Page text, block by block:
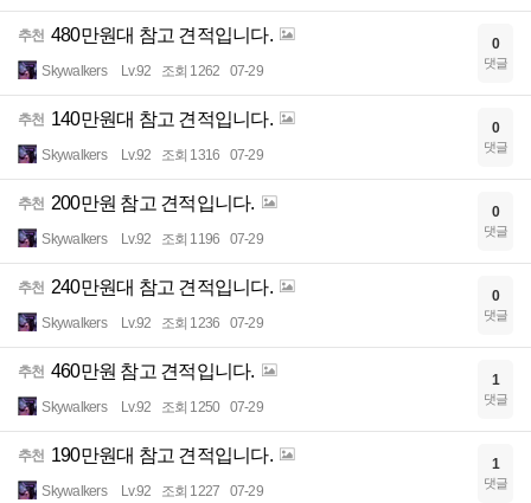
추천 480만원대 참고 견적입니다.
Skywalkers Lv.92 조회 1262 07-29
0
댓글
추천 140만원대 참고 견적입니다.
Skywalkers Lv.92 조회 1316 07-29
0
댓글
추천 200만원 참고 견적입니다.
Skywalkers Lv.92 조회 1196 07-29
0
댓글
추천 240만원대 참고 견적입니다.
Skywalkers Lv.92 조회 1236 07-29
0
댓글
추천 460만원 참고 견적입니다.
Skywalkers Lv.92 조회 1250 07-29
1
댓글
추천 190만원대 참고 견적입니다.
Skywalkers Lv.92 조회 1227 07-29
1
댓글